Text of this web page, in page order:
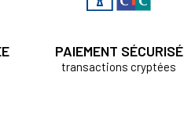
PAIEMENT SÉCURISÉ
transactions cryptées